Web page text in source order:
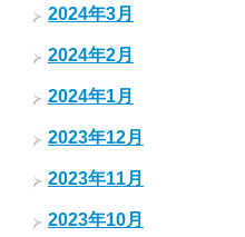
2024年3月
2024年2月
2024年1月
2023年12月
2023年11月
2023年10月